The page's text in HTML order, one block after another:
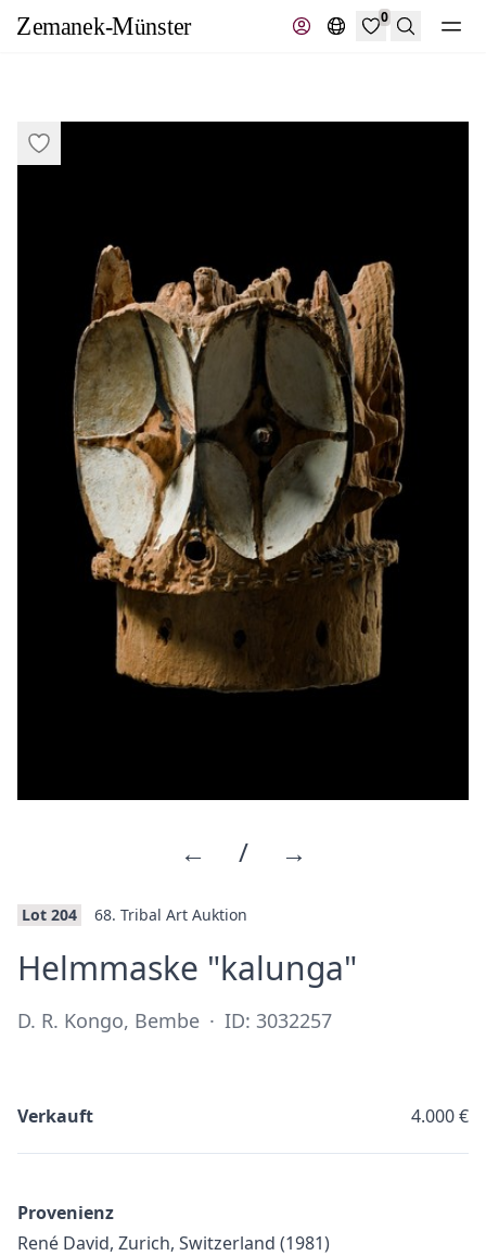
0
Suche
← / →
Lot 204 68. Tribal Art Auktion
Helmmaske "kalunga"
D. R. Kongo, Bembe · ID: 3032257
Verkauft 4.000 €
Provenienz
René David, Zurich, Switzerland (1981)